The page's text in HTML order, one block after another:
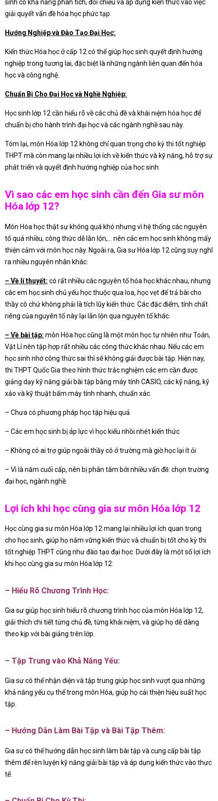
sinh có khả năng phân tích, đối chiếu và áp dụng kiến thức vào việc
giải quyết vấn đề hóa học phức tạp.
Hướng Nghiệp và Đào Tạo Đại Học:
Kiến thức Hóa học ở cấp 12 có thể giúp học sinh quyết định hướng
nghiệp trong tương lai, đặc biệt là những ngành liên quan đến hóa
học và công nghệ.
Chuẩn Bị Cho Đại Học và Nghề Nghiệp:
Học sinh lớp 12 cần hiểu rõ về các chủ đề và khái niệm hóa học để
chuẩn bị cho hành trình đại học và các ngành nghề sau này.
Tóm lại, môn Hóa lớp 12 không chỉ quan trọng cho kỳ thi tốt nghiệp
THPT mà còn mang lại nhiều lợi ích về kiến thức và kỹ năng, hỗ trợ sự
phát triển và quyết định hướng nghiệp của học sinh.
Vì sao các em học sinh cần đến Gia sư môn
Hóa lớp 12?
Môn Hóa học thật sự không quá khó nhưng vì hệ thống các nguyên
tố quá nhiều, công thức dễ lẫn lộn,… nên các em học sinh không mấy
thiện cảm với môn học này. Ngoài ra, Gia sư Hóa lớp 12 cũng suy nghĩ
ra nhiều nguyên nhân khác:
– Về lí thuyết: có rất nhiều các nguyên tố hóa học khác nhau, nhưng
các em học sinh chủ yếu học thuộc qua loa, học vẹt để trả bài cho
thầy cô chứ không phải là tích lũy kiến thức. Các đặc điểm, tính chất
riêng của nguyên tố này lại lẫn lộn qua nguyên tố khác.
– Về bài tập: môn Hóa học cũng là một môn học tự nhiên như Toán,
Vật Lí nên tập hợp rất nhiều các công thức khác nhau. Nếu các em
học sinh nhớ công thức sai thì sẽ không giải được bài tập. Hiện nay,
thi THPT Quốc Gia theo hình thức trắc nghiệm các em cần được
giảng dạy kỹ năng giải bài tập bằng máy tính CASIO, các kỹ năng, kỹ
xảo và kỹ thuật bấm máy tính nhanh, chuẩn xác.
– Chưa có phương pháp học tập hiệu quả
– Các em học sinh bị áp lực vì học kiểu nhồi nhét kiến thức
– Không có ai trợ giúp ngoài thầy cô ở trường mà giờ học lại ít ỏi
– Vì là năm cuối cấp, nên bị phân tâm bởi nhiều vấn đề: chọn trường
đại học, ngành nghề.
Lợi ích khi học cùng gia sư môn Hóa lớp 12
Học cùng gia sư môn Hóa lớp 12 mang lại nhiều lợi ích quan trọng
cho học sinh, giúp họ nắm vững kiến thức và chuẩn bị tốt cho kỳ thi
tốt nghiệp THPT cũng như đào tạo đại học. Dưới đây là một số lợi ích
khi học cùng gia sư môn Hóa lớp 12:
– Hiểu Rõ Chương Trình Học:
Gia sư giúp học sinh hiểu rõ chương trình học của môn Hóa lớp 12,
giải thích chi tiết từng chủ đề, từng khái niệm, và giúp họ dễ dàng
theo kịp với bài giảng trên lớp.
– Tập Trung vào Khả Năng Yếu:
Gia sư có thể nhận diện và tập trung giúp học sinh vượt qua những
khả năng yếu cụ thể trong môn Hóa, giúp họ cải thiện hiệu suất học
tập.
– Hướng Dẫn Làm Bài Tập và Bài Tập Thêm:
Gia sư có thể hướng dẫn học sinh làm bài tập và cung cấp bài tập
thêm để rèn luyện kỹ năng giải bài tập và áp dụng kiến thức vào thực
tế.